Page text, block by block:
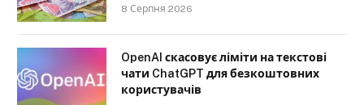
8 Серпня 2026
OpenAI скасовує ліміти на текстові
чати ChatGPT для безкоштовних
користувачів